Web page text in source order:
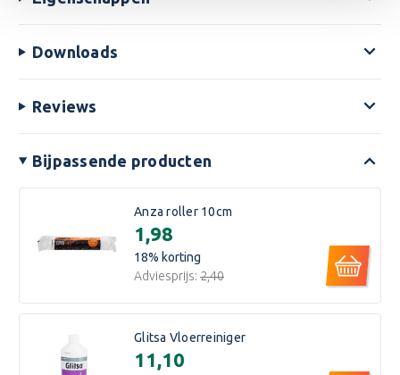
Downloads
Reviews
Bijpassende producten
Anza roller 10cm
€1,98
18% korting
Adviesprijs: €2,40
Glitsa Vloerreiniger
€11,10